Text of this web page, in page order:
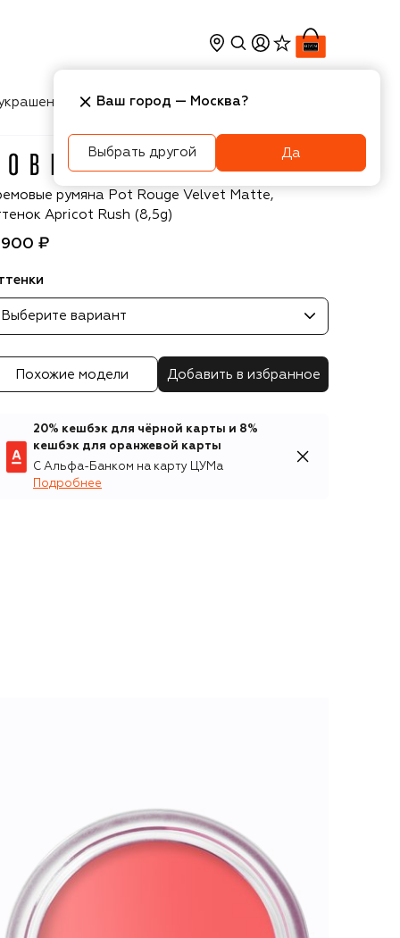
Косметика Интерьер
Brownрумяна Pot Rouge Velvet Matte,
Apricot Rush​ (8,5g)
₽
Выберите вариант
Похожие модели Добавить в избранное
20% кешбэк для чёрной карты и 8%
кешбэк для оранжевой карты
С Альфа-Банком на карту ЦУМа
Подробнее
Ваш город — Москва?
Выбрать другой Да